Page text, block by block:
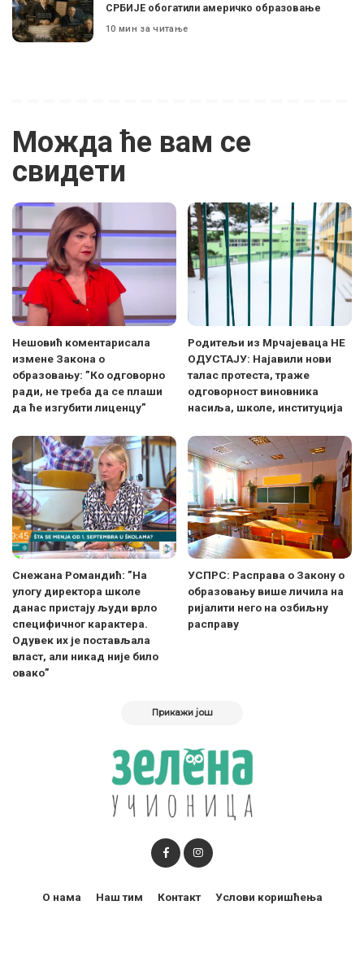
СРБИЈЕ обогатили америчко образовање
10 мин за читање
Можда ће вам се
свидети
Нешовић коментарисала
измене Закона о
образовању: ”Ко одговорно
ради, не треба да се плаши
да ће изгубити лиценцу”
Родитељи из Мрчајеваца НЕ
ОДУСТАЈУ: Најавили нови
талас протеста, траже
одговорност виновника
насиља, школе, институција
Снежана Романдић: ”На
улогу директора школе
данас пристају људи врло
специфичног карактера.
Одувек их је постављала
власт, али никад није било
овако”
УСПРС: Расправа о Закону о
образовању више личила на
ријалити него на озбиљну
расправу
Прикажи још
О нама Наш тим Контакт Услови коришћења